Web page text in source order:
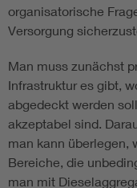
organisatorische
Versorgung
Man muss zunächst
Infrastruktur es gibt,
abgedeckt werden
akzeptabel sind.
man kann überlegen,
Bereiche, die
man mit